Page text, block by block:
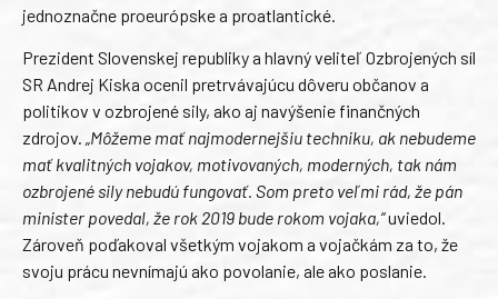
jednoznačne proeurópske a proatlantické.
Prezident Slovenskej republiky a hlavný veliteľ Ozbrojených síl
SR Andrej Kiska ocenil pretrvávajúcu dôveru občanov a
politikov v ozbrojené sily, ako aj navýšenie finančných
zdrojov. „Môžeme mať najmodernejšiu techniku, ak nebudeme
mať kvalitných vojakov, motivovaných, moderných, tak nám
ozbrojené sily nebudú fungovať. Som preto veľmi rád, že pán
minister povedal, že rok 2019 bude rokom vojaka,“uviedol.
Zároveň poďakoval všetkým vojakom a vojačkám za to, že
svoju prácu nevnímajú ako povolanie, ale ako poslanie.